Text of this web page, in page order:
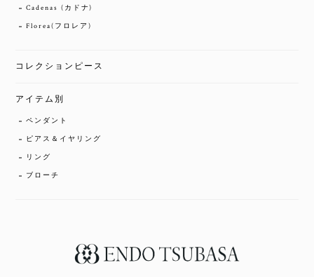
Cadenas (カドナ)
Florea(フロレア)
コレクションピース
アイテム別
ペンダント
ピアス＆イヤリング
リング
ブローチ